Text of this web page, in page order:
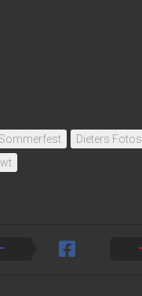
Dieters Fotos